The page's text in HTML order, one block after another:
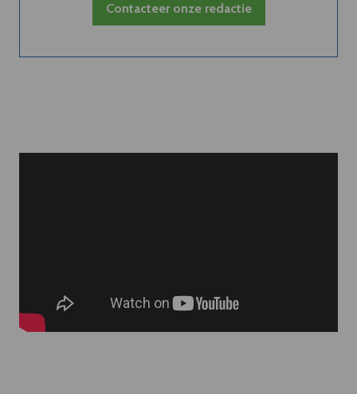
Contacteer onze redactie